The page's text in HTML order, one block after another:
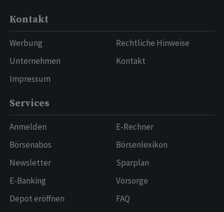
Kontakt
Werbung
Unternehmen
Impressum
Rechtliche Hinweise
Kontakt
Services
Anmelden
Börsenabos
Newsletter
E-Banking
Depot eröffnen
E-Rechner
Börsenlexikon
Sparplan
Vorsorge
FAQ